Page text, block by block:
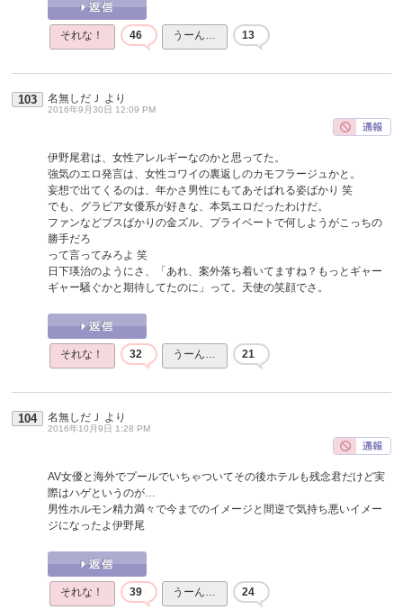
それな！ 46 うーん… 13
103 名無しだＪ より
2016年9月30日 12:09 PM
伊野尾君は、女性アレルギーなのかと思ってた。
強気のエロ発言は、女性コワイの裏返しのカモフラージュかと。
妄想で出てくるのは、年かさ男性にもてあそばれる姿ばかり 笑
でも、グラビア女優系が好きな、本気エロだったわけだ。
ファンなどブスばかりの金ズル、プライベートで何しようがこっちの
勝手だろ
って言ってみろよ 笑
日下瑛治のようにさ、「あれ、案外落ち着いてますね？もっとギャー
ギャー騒ぐかと期待してたのに」って。天使の笑顔でさ。
それな！ 32 うーん… 21
104 名無しだＪ より
2016年10月9日 1:28 PM
AV女優と海外でプールでいちゃついてその後ホテルも残念君だけど実
際はハゲというのが…
男性ホルモン精力満々で今までのイメージと間逆で気持ち悪いイメー
ジになったよ伊野尾
それな！ 39 うーん… 24